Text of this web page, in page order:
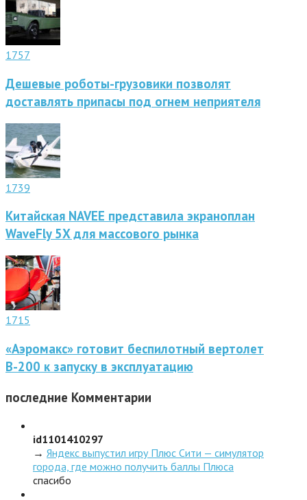
1757
Дешевые роботы-грузовики позволят
доставлять припасы под огнем неприятеля
1739
Китайская NAVEE представила экраноплан
WaveFly 5X для массового рынка
1715
«Аэромакс» готовит беспилотный вертолет
В-200 к запуску в эксплуатацию
последние Комментарии
id1101410297
→ Яндекс выпустил игру Плюс Сити — симулятор
города, где можно получить баллы Плюса
спасибо